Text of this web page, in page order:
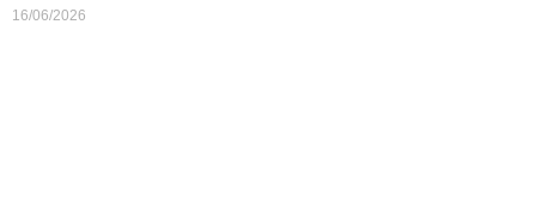
16/06/2026